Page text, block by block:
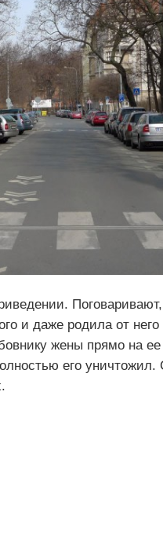
и даже родила от него
жены прямо на ее
его уничтожил.